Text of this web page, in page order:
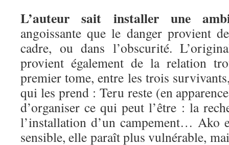
L’auteur sait installer une
angoissante que le danger provient
cadre, ou dans l’obscurité.
provient également de la relation
premier tome, entre les trois
qui les prend : Teru reste (en
d’organiser ce qui peut l’être : la
l’installation d’un campement… Ako
sensible, elle paraît plus vulnérable,